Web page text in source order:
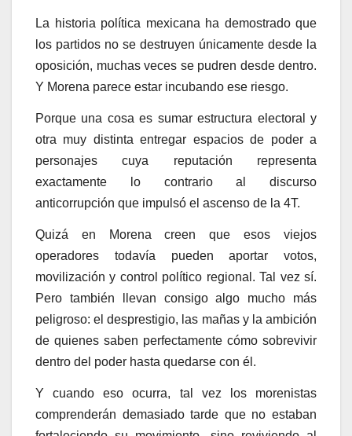
La historia política mexicana ha demostrado que
los partidos no se destruyen únicamente desde la
oposición, muchas veces se pudren desde dentro.
Y Morena parece estar incubando ese riesgo.
Porque una cosa es sumar estructura electoral y
otra muy distinta entregar espacios de poder a
personajes cuya reputación representa
exactamente lo contrario al discurso
anticorrupción que impulsó el ascenso de la 4T.
Quizá en Morena creen que esos viejos
operadores todavía pueden aportar votos,
movilización y control político regional. Tal vez sí.
Pero también llevan consigo algo mucho más
peligroso: el desprestigio, las mañas y la ambición
de quienes saben perfectamente cómo sobrevivir
dentro del poder hasta quedarse con él.
Y cuando eso ocurra, tal vez los morenistas
comprenderán demasiado tarde que no estaban